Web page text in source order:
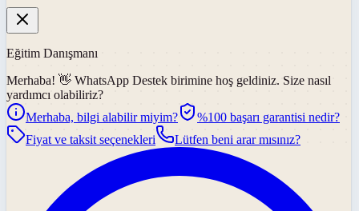
Eğitim Danışmanı
Merhaba! 👋 WhatsApp Destek birimine hoş geldiniz. Size nasıl
yardımcı olabiliriz?
Merhaba, bilgi alabilir miyim?
%100 başarı garantisi nedir?
Fiyat ve taksit seçenekleri
Lütfen beni arar mısınız?